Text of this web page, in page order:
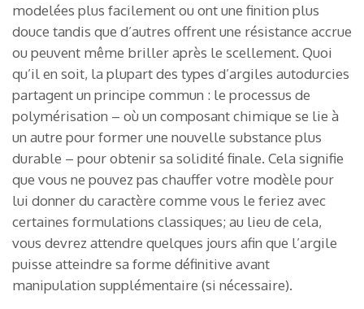
modelées plus facilement ou ont une finition plus
douce tandis que d’autres offrent une résistance accrue
ou peuvent même briller après le scellement. Quoi
qu’il en soit, la plupart des types d’argiles autodurcies
partagent un principe commun : le processus de
polymérisation – où un composant chimique se lie à
un autre pour former une nouvelle substance plus
durable – pour obtenir sa solidité finale. Cela signifie
que vous ne pouvez pas chauffer votre modèle pour
lui donner du caractère comme vous le feriez avec
certaines formulations classiques; au lieu de cela,
vous devrez attendre quelques jours afin que l’argile
puisse atteindre sa forme définitive avant
manipulation supplémentaire (si nécessaire).